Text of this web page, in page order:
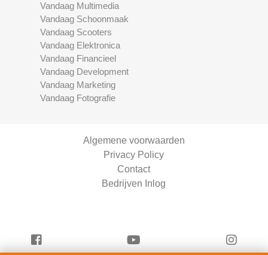
Vandaag Multimedia
Vandaag Schoonmaak
Vandaag Scooters
Vandaag Elektronica
Vandaag Financieel
Vandaag Development
Vandaag Marketing
Vandaag Fotografie
Algemene voorwaarden
Privacy Policy
Contact
Bedrijven Inlog